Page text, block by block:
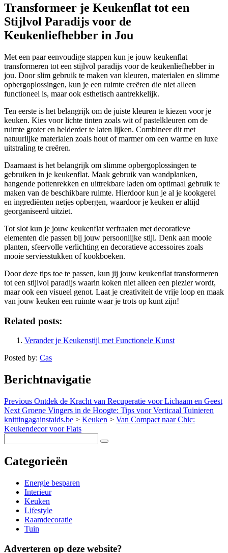
Transformeer je Keukenflat tot een
Stijlvol Paradijs voor de
Keukenliefhebber in Jou
Met een paar eenvoudige stappen kun je jouw keukenflat
transformeren tot een stijlvol paradijs voor de keukenliefhebber in
jou. Door slim gebruik te maken van kleuren, materialen en slimme
opbergoplossingen, kun je een ruimte creëren die niet alleen
functioneel is, maar ook esthetisch aantrekkelijk.
Ten eerste is het belangrijk om de juiste kleuren te kiezen voor je
keuken. Kies voor lichte tinten zoals wit of pastelkleuren om de
ruimte groter en helderder te laten lijken. Combineer dit met
natuurlijke materialen zoals hout of marmer om een warme en luxe
uitstraling te creëren.
Daarnaast is het belangrijk om slimme opbergoplossingen te
gebruiken in je keukenflat. Maak gebruik van wandplanken,
hangende pottenrekken en uittrekbare laden om optimaal gebruik te
maken van de beschikbare ruimte. Hierdoor kun je al je kookgerei
en ingrediënten netjes opbergen, waardoor je keuken er altijd
georganiseerd uitziet.
Tot slot kun je jouw keukenflat verfraaien met decoratieve
elementen die passen bij jouw persoonlijke stijl. Denk aan mooie
planten, sfeervolle verlichting en decoratieve accessoires zoals
mooie serviesstukken of kookboeken.
Door deze tips toe te passen, kun jij jouw keukenflat transformeren
tot een stijlvol paradijs waarin koken niet alleen een plezier wordt,
maar ook een visueel genot. Laat je creativiteit de vrije loop en maak
van jouw keuken een ruimte waar je trots op kunt zijn!
Related posts:
Verander je Keukenstijl met Functionele Kunst
Posted by: Cas
Berichtnavigatie
Previous Ontdek de Kracht van Recuperatie voor Lichaam en Geest
Next Groene Vingers in de Hoogte: Tips voor Verticaal Tuinieren
knittingagainstaids.be > Keuken > Van Compact naar Chic:
Keukendecor voor Flats
Categorieën
Energie besparen
Interieur
Keuken
Lifestyle
Raamdecoratie
Tuin
Adverteren op deze website?